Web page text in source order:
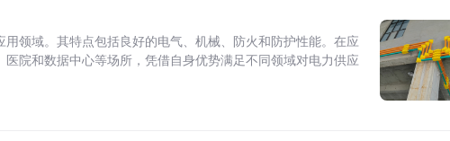
领域。其特点包括良好的电气、机械、防火和防护性能。在应
院和数据中心等场所，凭借自身优势满足不同领域对电力供应